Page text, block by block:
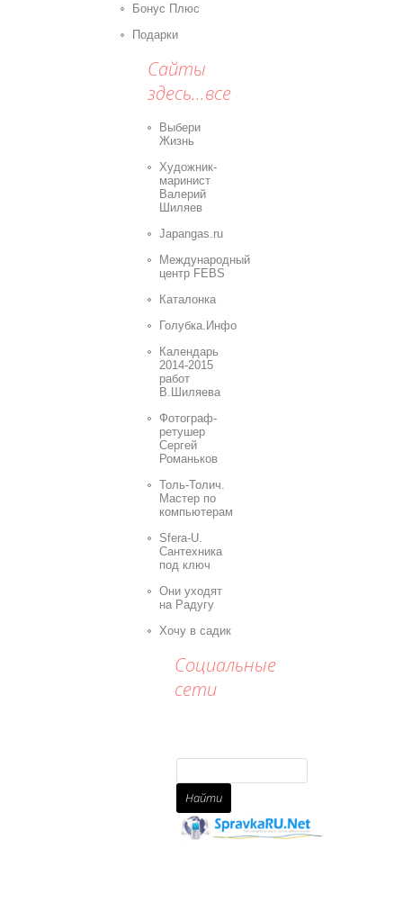
Бонус Плюс
Подарки
Сайты
здесь...все
Выбери
Жизнь
Художник-
маринист
Валерий
Шиляев
Japangas.ru
Международный
центр FEBS
Каталонка
Голубка.Инфо
Календарь
2014-2015
работ
В.Шиляева
Фотограф-
ретушер
Сергей
Романьков
Толь-Толич.
Мастер по
компьютерам
Sfera-U.
Сантехника
под ключ
Они уходят
на Радугу
Хочу в садик
Социальные
сети